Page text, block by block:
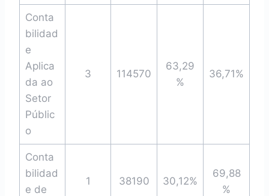
Conta
bilidad
e
Aplica
da ao
Setor
Públic
o
3 114570
63,29
%
36,71%
Conta
bilidad
e de
1 38190 30,12%
69,88
%